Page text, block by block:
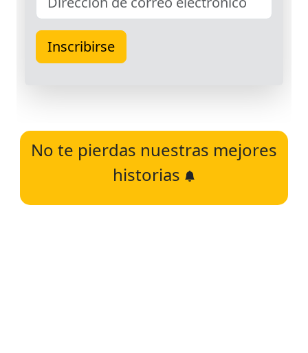
No te pierdas nuestras mejores
historias